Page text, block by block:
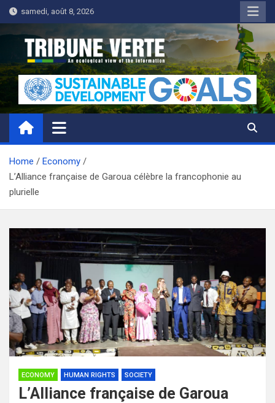
Skip
to
content
samedi, août 8, 2026
Tribune Verte
Un regard écologique de l'information
Home
Economy
L’Alliance française de Garoua célèbre la francophonie au
plurielle
ECONOMY HUMAN RIGHTS SOCIETY
L’Alliance française de Garoua